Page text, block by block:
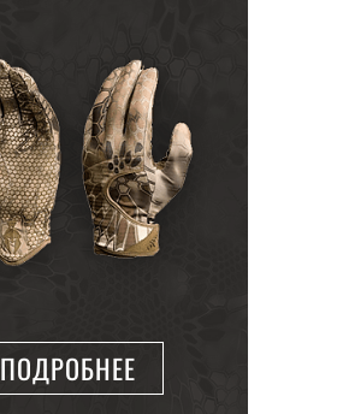
ПОДРОБНЕЕ